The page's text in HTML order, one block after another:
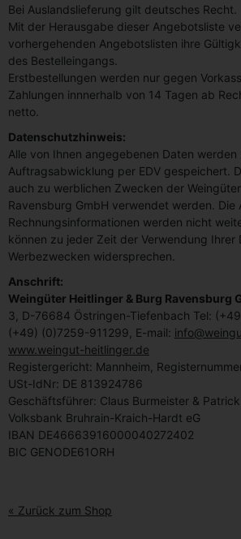
Bei Auslandslieferung gilt deutsches Recht.
Mit der Herausgabe dieser Angebotsliste
vorhergehenden Angebotslisten ihre
des Bestelleingangs.
Erstbestellungen werden nur gegen
Zahlungen innnerhalb von 14 Tagen ab
netto.
Datenschutzhinweis:
Alle von Ihnen angegebenen Daten werden
Auftragsabwicklung per EDV gespeichert.
auch zu werblichen Zwecken der
Ravensburg GmbH verwendet werden. Die
Rechnungsinformationen werden nicht
können zu jeder Zeit der Verwendung Ihrer
Werbezwecken widersprechen.
Anschrift:
Weingüter Heitlinger & Burg Ravensburg
3, D-76684 Östringen-Tiefenbach Tel:
(+49) (0)7259-911299, E-mail:
www.weingut-heitlinger.de
Registergericht: Mannheim,
USt-IdNr: DE 813924786
Geschäftsführer: Claus Burmeister &
Volksbank Bruhrain-Kraich-Hardt eG
IBAN DE46663916000040272402
BIC GENODE61ORH
« Zurück zum Shop